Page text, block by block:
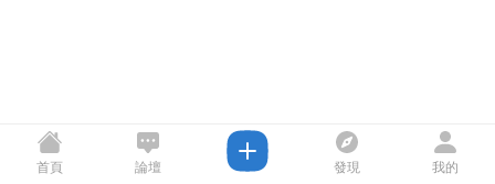
首頁 論壇 發現 我的